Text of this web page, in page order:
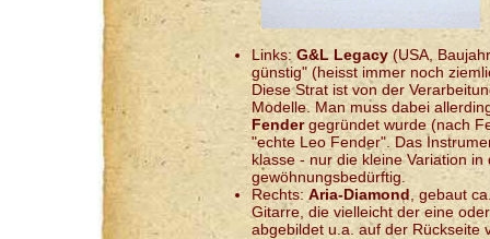
Links: G&L Legacy (USA,
günstig" (heisst immer noch
Diese Strat ist von der
Modelle. Man muss dabei
Fendergegründet wurde (nach
"echte Leo Fender". Das
klasse - nur die kleine Variation
gewöhnungsbedürftig.
Rechts: Aria-Diamond , gebaut
Gitarre, die vielleicht der eine
abgebildet u.a. auf der Rückseite